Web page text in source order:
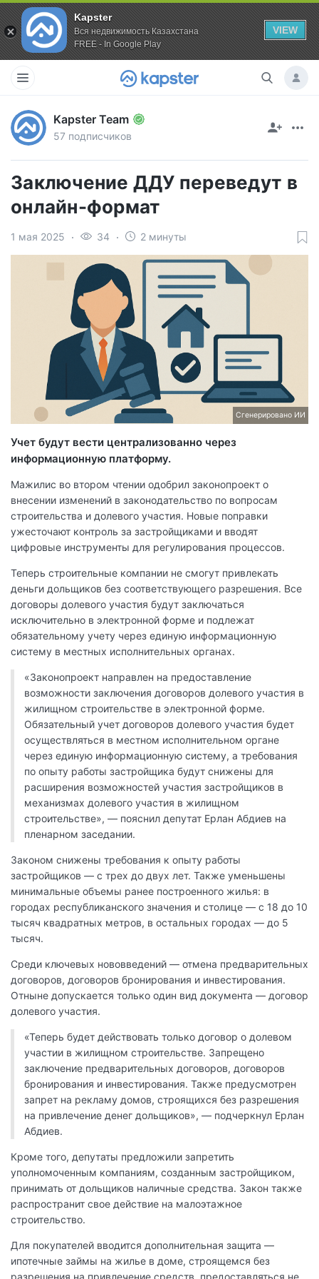
Kapster
Вся недвижимость Казахстана
FREE - In Google Play
VIEW
Kapster Team
57 подписчиков
Заключение ДДУ переведут в
онлайн-формат
1 мая 2025 34 2 минуты
Сгенерировано ИИ
Учет будут вести централизованно через
информационную платформу.
Мажилис во втором чтении одобрил законопроект о
внесении изменений в законодательство по вопросам
строительства и долевого участия. Новые поправки
ужесточают контроль за застройщиками и вводят
цифровые инструменты для регулирования процессов.
Теперь строительные компании не смогут привлекать
деньги дольщиков без соответствующего разрешения. Все
договоры долевого участия будут заключаться
исключительно в электронной форме и подлежат
обязательному учету через единую информационную
систему в местных исполнительных органах.
«Законопроект направлен на предоставление
возможности заключения договоров долевого участия в
жилищном строительстве в электронной форме.
Обязательный учет договоров долевого участия будет
осуществляться в местном исполнительном органе
через единую информационную систему, а требования
по опыту работы застройщика будут снижены для
расширения возможностей участия застройщиков в
механизмах долевого участия в жилищном
строительстве», — пояснил депутат Ерлан Абдиев на
пленарном заседании.
Законом снижены требования к опыту работы
застройщиков — с трех до двух лет. Также уменьшены
минимальные объемы ранее построенного жилья: в
городах республиканского значения и столице — с 18 до 10
тысяч квадратных метров, в остальных городах — до 5
тысяч.
Среди ключевых нововведений — отмена предварительных
договоров, договоров бронирования и инвестирования.
Отныне допускается только один вид документа — договор
долевого участия.
«Теперь будет действовать только договор о долевом
участии в жилищном строительстве. Запрещено
заключение предварительных договоров, договоров
бронирования и инвестирования. Также предусмотрен
запрет на рекламу домов, строящихся без разрешения
на привлечение денег дольщиков», — подчеркнул Ерлан
Абдиев.
Кроме того, депутаты предложили запретить
уполномоченным компаниям, созданным застройщиком,
принимать от дольщиков наличные средства. Закон также
распространит свое действие на малоэтажное
строительство.
Для покупателей вводится дополнительная защита —
ипотечные займы на жилье в доме, строящемся без
разрешения на привлечение средств, предоставляться не